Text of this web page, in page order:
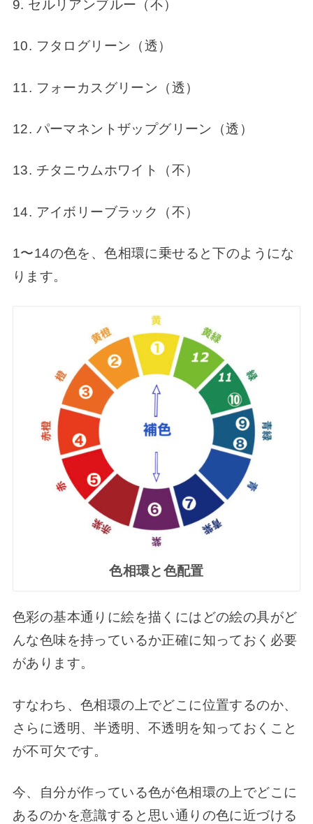
9. セルリアンブルー（不）
10. フタログリーン（透）
11. フォーカスグリーン（透）
12. パーマネントザップグリーン（透）
13. チタニウムホワイト（不）
14. アイボリーブラック（不）
1〜14の色を、色相環に乗せると下のようにな
ります。
色相環と色配置
色彩の基本通りに絵を描くにはどの絵の具がど
んな色味を持っているか正確に知っておく必要
があります。
すなわち、色相環の上でどこに位置するのか、
さらに透明、半透明、不透明を知っておくこと
が不可欠です。
今、自分が作っている色が色相環の上でどこに
あるのかを意識すると思い通りの色に近づける